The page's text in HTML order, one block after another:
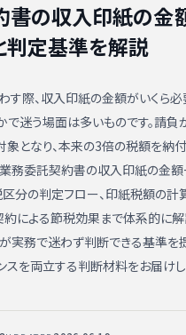
書の収入印紙の金
判定基準を解説
際、収入印紙の金額がいくら必
迷う場面は多いものです。請負
となり、本来の3倍の税額を納
業務委託契約書の収入印紙の金
分の判定フロー、印紙税額の計
による節税効果まで体系的に解
実務で迷わず判断できる基準を
スを両立する判断材料をお届けし